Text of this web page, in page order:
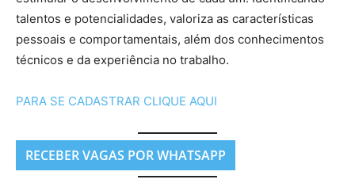
talentos e potencialidades, valoriza as características
pessoais e comportamentais, além dos conhecimentos
técnicos e da experiência no trabalho.
PARA SE CADASTRAR CLIQUE AQUI
RECEBER VAGAS POR WHATSAPP